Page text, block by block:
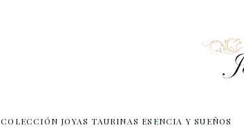
COLECCIÓN JOYAS TAURINAS ESENCIA Y SUEÑOS